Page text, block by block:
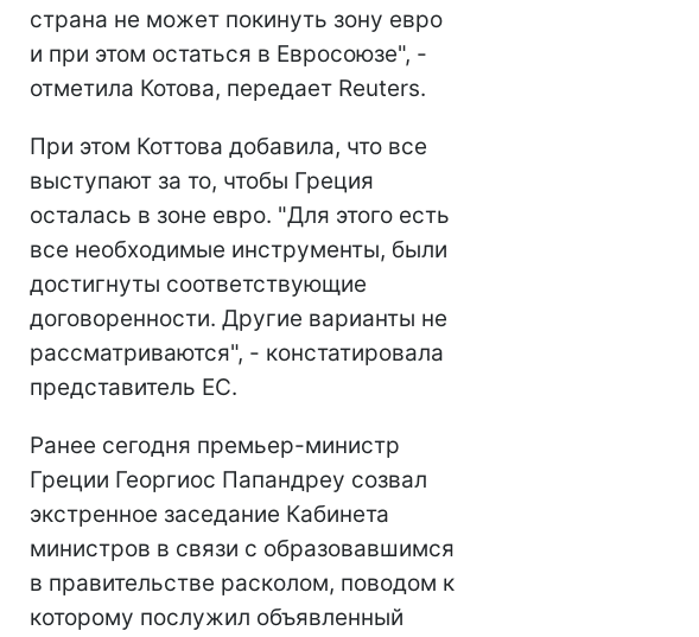
страна не может покинуть зону евро
и при этом остаться в Евросоюзе", -
отметила Котова, передает Reuters.
При этом Коттова добавила, что все
выступают за то, чтобы Греция
осталась в зоне евро. "Для этого есть
все необходимые инструменты, были
достигнуты соответствующие
договоренности. Другие варианты не
рассматриваются", - констатировала
представитель ЕС.
Ранее сегодня премьер-министр
Греции Георгиос Папандреу созвал
экстренное заседание Кабинета
министров в связи с образовавшимся
в правительстве расколом, поводом к
которому послужил объявленный